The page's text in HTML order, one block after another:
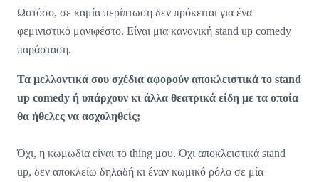
Ωστόσο, σε καμία περίπτωση δεν πρόκειται για ένα
φεμινιστικό μανιφέστο. Είναι μια κανονική stand up comedy
παράσταση.
Τα μελλοντικά σου σχέδια αφορούν αποκλειστικά το stand
up comedy ή υπάρχουν κι άλλα θεατρικά είδη με τα οποία
θα ήθελες να ασχοληθείς;
Όχι, η κωμωδία είναι το thing μου. Όχι αποκλειστικά stand
up, δεν αποκλείω δηλαδή κι έναν κωμικό ρόλο σε μία